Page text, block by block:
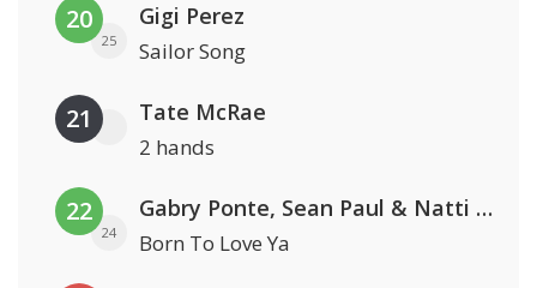
20
25
Gigi Perez
Sailor Song
21 Tate McRae
2 hands
22
24
Gabry Ponte, Sean Paul & Natti Natasha
Born To Love Ya